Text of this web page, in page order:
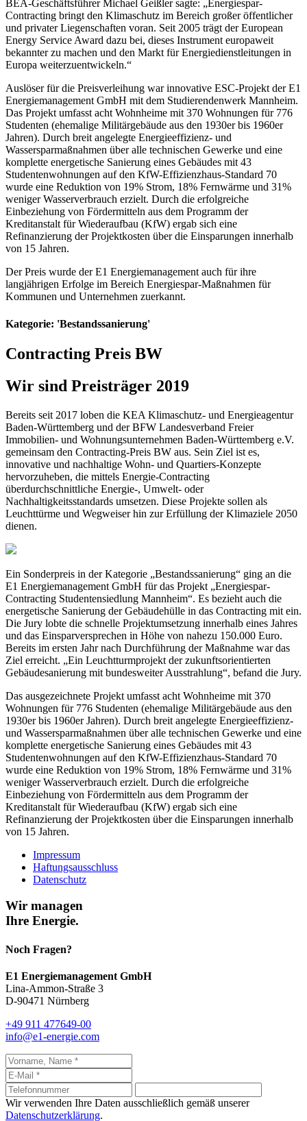
BEA-Geschäftsführer Michael Geißler sagte: „Energiespar-
Contracting bringt den Klimaschutz im Bereich großer öffentlicher
und privater Liegenschaften voran. Seit 2005 trägt der European
Energy Service Award dazu bei, dieses Instrument europaweit
bekannter zu machen und den Markt für Energiedienstleitungen in
Europa weiterzuentwickeln.“
Auslöser für die Preisverleihung war innovative ESC-Projekt der E1
Energiemanagement GmbH mit dem Studierendenwerk Mannheim.
Das Projekt umfasst acht Wohnheime mit 370 Wohnungen für 776
Studenten (ehemalige Militärgebäude aus den 1930er bis 1960er
Jahren). Durch breit angelegte Energieeffizienz- und
Wassersparmaßnahmen über alle technischen Gewerke und eine
komplette energetische Sanierung eines Gebäudes mit 43
Studentenwohnungen auf den KfW-Effizienzhaus-Standard 70
wurde eine Reduktion von 19% Strom, 18% Fernwärme und 31%
weniger Wasserverbrauch erzielt. Durch die erfolgreiche
Einbeziehung von Fördermitteln aus dem Programm der
Kreditanstalt für Wiederaufbau (KfW) ergab sich eine
Refinanzierung der Projektkosten über die Einsparungen innerhalb
von 15 Jahren.
Der Preis wurde der E1 Energiemanagement auch für ihre
langjährigen Erfolge im Bereich Energiespar-Maßnahmen für
Kommunen und Unternehmen zuerkannt.
Kategorie: 'Bestandssanierung'
Contracting Preis BW
Wir sind Preisträger 2019
Bereits seit 2017 loben die KEA Klimaschutz- und Energieagentur
Baden-Württemberg und der BFW Landesverband Freier
Immobilien- und Wohnungsunternehmen Baden-Württemberg e.V.
gemeinsam den Contracting-Preis BW aus. Sein Ziel ist es,
innovative und nachhaltige Wohn- und Quartiers-Konzepte
hervorzuheben, die mittels Energie-Contracting
überdurchschnittliche Energie-, Umwelt- oder
Nachhaltigkeitsstandards umsetzen. Diese Projekte sollen als
Leuchttürme und Wegweiser hin zur Erfüllung der Klimaziele 2050
dienen.
Ein Sonderpreis in der Kategorie „Bestandssanierung“ ging an die
E1 Energiemanagement GmbH für das Projekt „Energiespar-
Contracting Studentensiedlung Mannheim“. Es bezieht auch die
energetische Sanierung der Gebäudehülle in das Contracting mit ein.
Die Jury lobte die schnelle Projektumsetzung innerhalb eines Jahres
und das Einsparversprechen in Höhe von nahezu 150.000 Euro.
Bereits im ersten Jahr nach Durchführung der Maßnahme war das
Ziel erreicht. „Ein Leuchtturmprojekt der zukunftsorientierten
Gebäudesanierung mit bundesweiter Ausstrahlung“, befand die Jury.
Das ausgezeichnete Projekt umfasst acht Wohnheime mit 370
Wohnungen für 776 Studenten (ehemalige Militärgebäude aus den
1930er bis 1960er Jahren). Durch breit angelegte Energieeffizienz-
und Wassersparmaßnahmen über alle technischen Gewerke und eine
komplette energetische Sanierung eines Gebäudes mit 43
Studentenwohnungen auf den KfW-Effizienzhaus-Standard 70
wurde eine Reduktion von 19% Strom, 18% Fernwärme und 31%
weniger Wasserverbrauch erzielt. Durch die erfolgreiche
Einbeziehung von Fördermitteln aus dem Programm der
Kreditanstalt für Wiederaufbau (KfW) ergab sich eine
Refinanzierung der Projektkosten über die Einsparungen innerhalb
von 15 Jahren.
Impressum
Haftungsausschluss
Datenschutz
Wir managen
Ihre Energie.
Noch Fragen?
E1 Energiemanagement GmbH
Lina-Ammon-Straße 3
D-90471 Nürnberg
+49 911 477649-00
info@e1-energie.com
Wir verwenden Ihre Daten ausschließlich gemäß unserer
Datenschutzerklärung.